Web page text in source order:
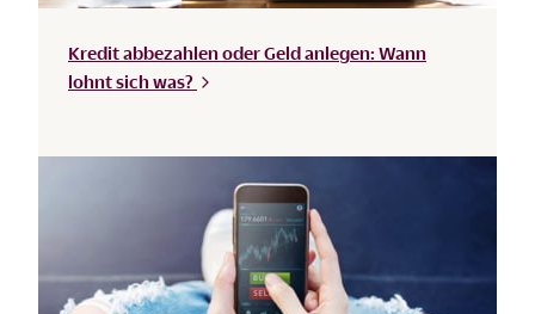
Kredit abbezahlen oder Geld anlegen: Wann
lohnt sichwas?